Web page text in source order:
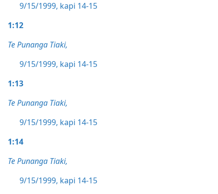
9/15/1999, kapi 14-15
1:12
Te Punanga Tiaki,
9/15/1999, kapi 14-15
1:13
Te Punanga Tiaki,
9/15/1999, kapi 14-15
1:14
Te Punanga Tiaki,
9/15/1999, kapi 14-15